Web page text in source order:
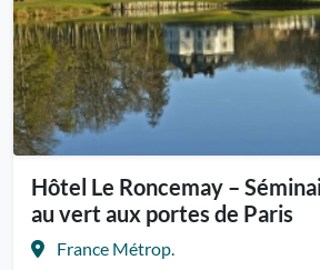
Hôtel Le Roncemay –
au vert aux portes de Paris
France Métrop.